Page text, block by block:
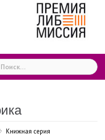
Книжная серия